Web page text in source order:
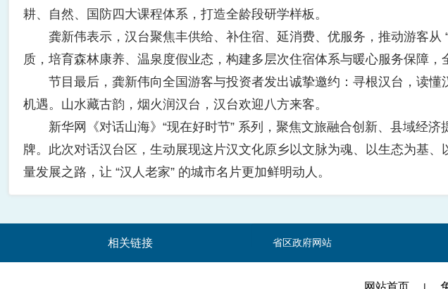
耕、自然、国防四大课程体系，打造全龄段研学样板。
龚新伟表示，汉台聚焦丰供给、补住宿、延消费、优服务，推动游客从
质，培育森林康养、温泉度假业态，构建多层次住宿体系与暖心服务保障
节目最后，龚新伟向全国游客与投资者发出诚挚邀约：寻根汉台，读懂
机遇。山水藏古韵，烟火润汉台，汉台欢迎八方来客。
新华网《对话山海》“现在好时节” 系列，聚焦文旅融合创新、县域经济
牌。此次对话汉台区，生动展现这片汉文化原乡以文脉为魂、以生态为基
量发展之路，让 “汉人老家” 的城市名片更加鲜明动人。
相关链接 省区政府网站
网站首页